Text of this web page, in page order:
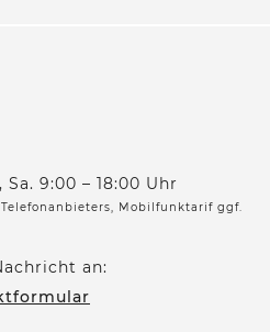
Sa. 9:00 – 18:00 Uhr
Mobilfunktarif ggf.
an: